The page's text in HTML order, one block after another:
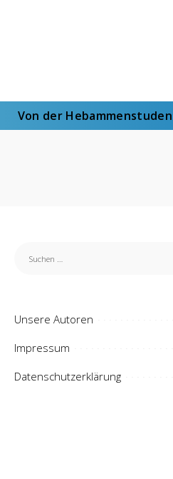
Von der
Unsere Autoren
Impressum
Datenschutzerklärung